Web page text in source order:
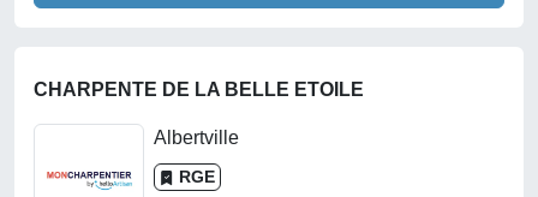
CHARPENTE DE LA BELLE ETOILE
Albertville
RGE